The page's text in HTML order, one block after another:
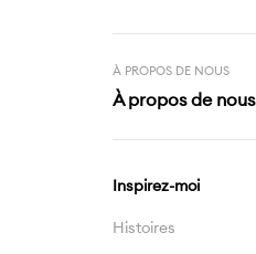
À PROPOS DE NOUS
À propos de nous
Inspirez-moi
Histoires